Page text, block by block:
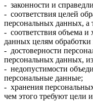
- законности и
- соответствия целей
персональных данных,
- соответствия объема
данных целям
- достоверности
персональных данных,
- недопустимости
персональные данные;
- хранения
чем этого требуют цели